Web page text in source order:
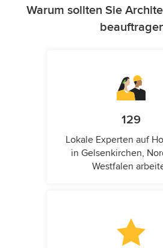
Warum sollten Sie
129
Lokale Experten auf
in Gelsenkirchen,
Westfalen